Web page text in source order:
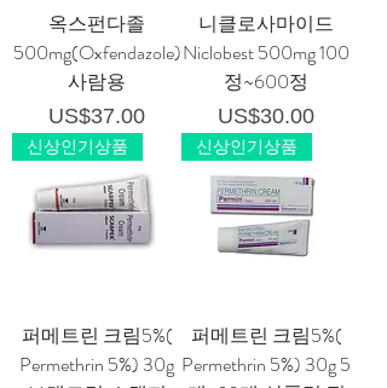
옥스펀다졸
500mg(Oxfendazole)
사람용
가격
US$37.00
니클로사마이드
Niclobest 500mg 100
정~600정
가격
US$30.00
신상인기상품
퍼메트린 크림5%(
Permethrin 5%) 30g
신상인기상품
퍼메트린 크림5%(
Permethrin 5%) 30g 5